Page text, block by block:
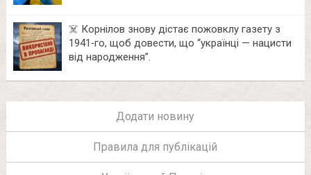
☠️ Корнілов знову дістає пожовклу газету з
1941‑го, щоб довести, що “українці — нацисти
від народження”.
Додати новину
Правила для публікацій